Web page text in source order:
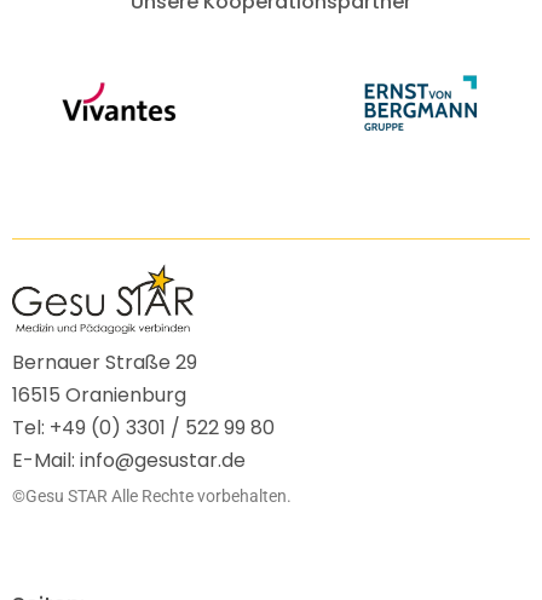
Bernauer Straße 29
16515 Oranienburg
Tel: +49 (0) 3301 / 522 99 80
E-Mail: info@gesustar.de
©Gesu STAR Alle Rechte vorbehalten.